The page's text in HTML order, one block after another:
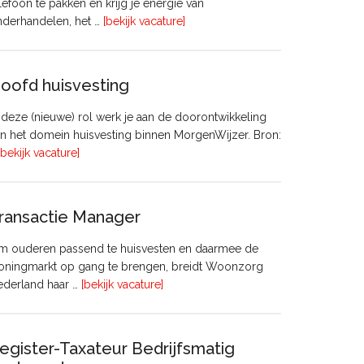
te pakken en krijg je energie van
het …
[bekijk vacature]
huisvesting
deze (nieuwe) rol werk je aan de doorontwikkeling
het domein huisvesting binnen MorgenWijzer. Bron:
[bekijk vacature]
Manager
ouderen passend te huisvesten en daarmee de
op gang te brengen, breidt Woonzorg
haar …
[bekijk vacature]
Taxateur Bedrijfsmatig